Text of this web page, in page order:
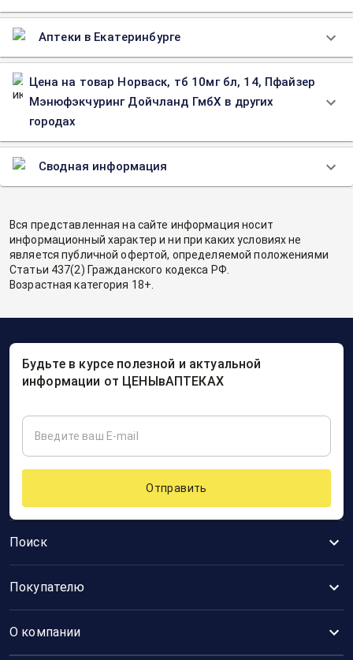
Аптеки в Екатеринбурге
Цена на товар Норваск, тб 10мг бл, 14, Пфайзер
Мэнюфэкчуринг Дойчланд ГмбХ в других
городах
Сводная информация
Вся представленная на сайте информация носит
информационный характер и ни при каких условиях не
является публичной офертой, определяемой положениями
Статьи 437(2) Гражданского кодекса РФ.
Возрастная категория 18+.
Поиск
Покупателю
О компании
Будьте в курсе полезной и актуальной
информации от ЦЕНЫвАПТЕКАХ
Отправить